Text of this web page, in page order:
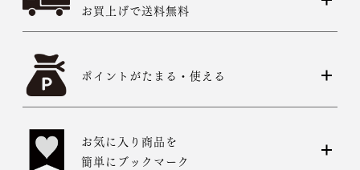
お買上げで送料無料
ポイントがたまる・使える
お気に入り商品を
簡単にブックマーク